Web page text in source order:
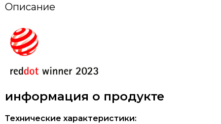
Описание
информация о продукте
Технические характеристики: